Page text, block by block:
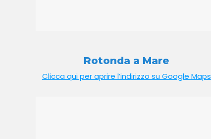
Rotonda a Mare
Clicca qui per aprire l’indirizzo su Google Maps